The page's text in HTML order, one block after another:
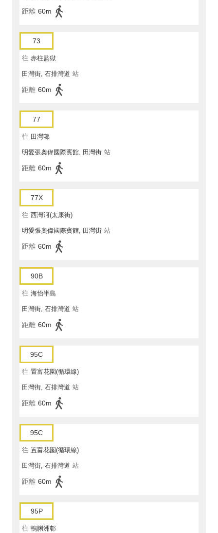
距離 60m
73
往 赤柱監獄
田灣街, 石排灣道 站
距離 60m
77
往 田灣邨
明愛張奧偉國際賓館, 田灣街 站
距離 60m
77X
往 西灣河(太康街)
明愛張奧偉國際賓館, 田灣街 站
距離 60m
90B
往 海怡半島
田灣街, 石排灣道 站
距離 60m
95C
往 置富花園(循環線)
田灣街, 石排灣道 站
距離 60m
95C
往 置富花園(循環線)
田灣街, 石排灣道 站
距離 60m
95P
往 鴨脷洲邨